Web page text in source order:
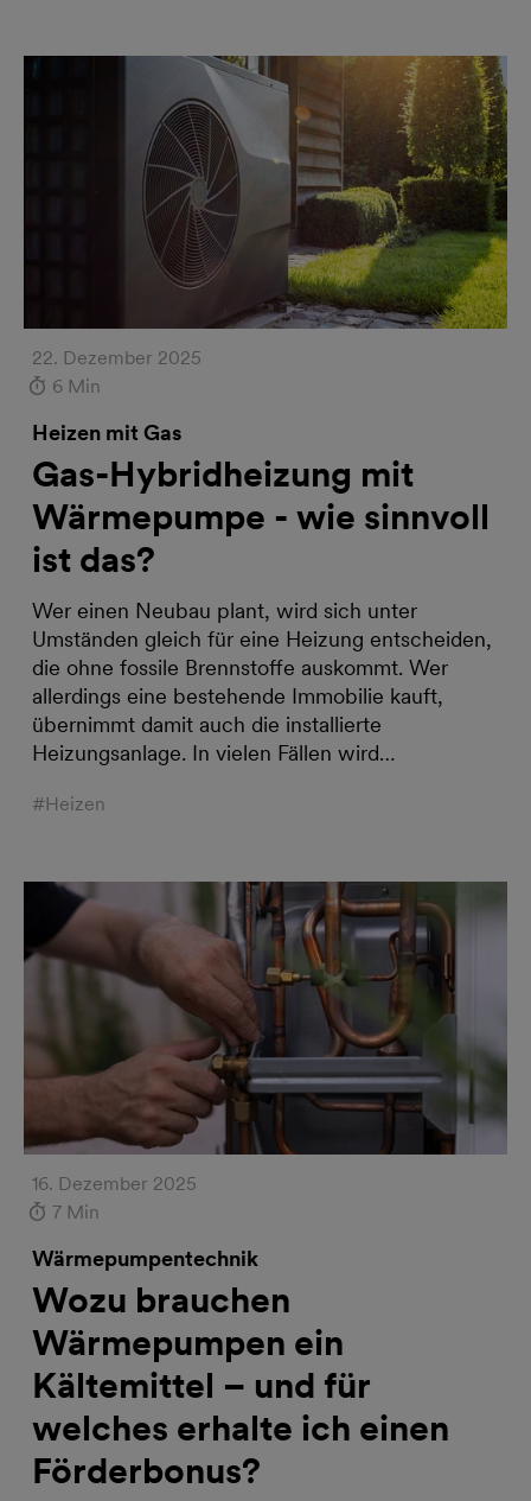
22. Dezember 2025
6 Min
Heizen mit Gas
Gas-Hybridheizung mit
Wärmepumpe - wie sinnvoll
ist das?
Wer einen Neubau plant, wird sich unter
Umständen gleich für eine Heizung entscheiden,
die ohne fossile Brennstoffe auskommt. Wer
allerdings eine bestehende Immobilie kauft,
übernimmt damit auch die installierte
Heizungsanlage. In vielen Fällen wird…
#Heizen
16. Dezember 2025
7 Min
Wärmepumpentechnik
Wozu brauchen
Wärmepumpen ein
Kältemittel – und für
welches erhalte ich einen
Förderbonus?